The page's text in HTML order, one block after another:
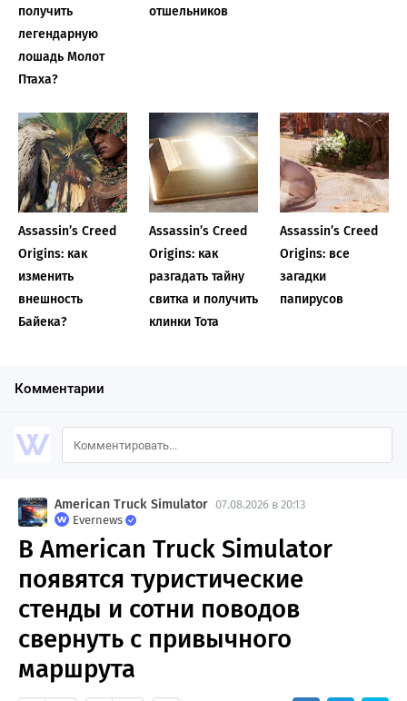
получить
легендарную
лошадь Молот
Птаха?
отшельников
Assassin’s Creed
Origins: как
изменить
внешность
Байека?
Assassin’s Creed
Origins: как
разгадать тайну
свитка и получить
клинки Тота
Assassin’s Creed
Origins: все
загадки
папирусов
Комментарии
American Truck Simulator 07.08.2026 в 20:13
Evernews
В American Truck Simulator
появятся туристические
стенды и сотни поводов
свернуть с привычного
маршрута